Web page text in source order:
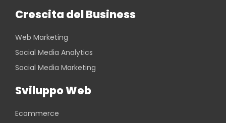
Crescita del Business
Web Marketing
Social Media Analytics
Social Media Marketing
Sviluppo Web
Ecommerce